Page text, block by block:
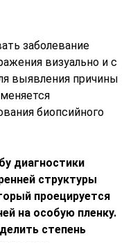
заболевание
визуально и с
выявления причины
биопсийного
диагностики
структуры
проецируется
на особую пленку.
степень